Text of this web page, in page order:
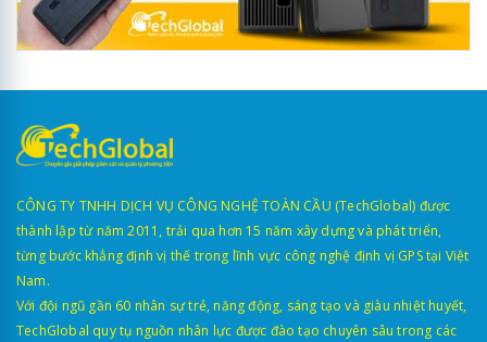
CÔNG TY TNHH DỊCH VỤ CÔNG NGHỆ TOÀN CẦU (TechGlobal) được
thành lập từ năm 2011, trải qua hơn 15 năm xây dựng và phát triển,
từng bước khẳng định vị thế trong lĩnh vực công nghệ định vị GPS tại Việt
Nam.
Với đội ngũ gần 60 nhân sự trẻ, năng động, sáng tạo và giàu nhiệt huyết,
TechGlobal quy tụ nguồn nhân lực được đào tạo chuyên sâu trong các